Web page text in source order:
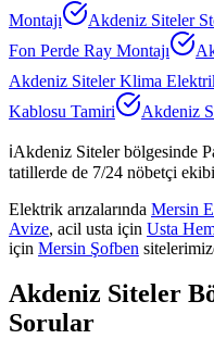
Montajı
Akdeniz Siteler
Fon Perde Ray Montajı
Akdeniz Siteler Klima
Kablosu Tamiri
Akdeniz
ℹ️Akdeniz Sitelerbölgesinde
tatillerde de 7/24 nöbetçi
Elektrik arızalarında Mersin
Avize, acil usta için Usta
için Mersin Şofben
Akdeniz Siteler
Sorular